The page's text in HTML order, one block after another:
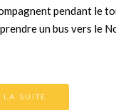
pendant le
un bus vers le
LA SUITE